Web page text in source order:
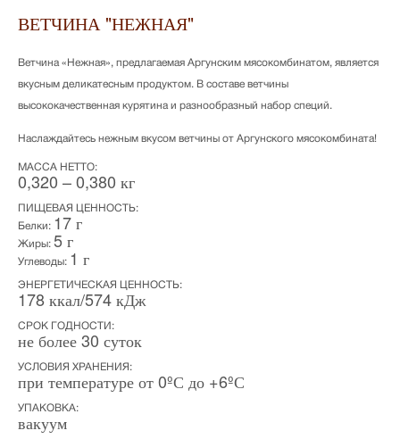
ВЕТЧИНА "НЕЖНАЯ"
Ветчина «Нежная», предлагаемая Аргунским мясокомбинатом, является
вкусным деликатесным продуктом. В составе ветчины
высококачественная курятина и разнообразный набор специй.
Наслаждайтесь нежным вкусом ветчины от Аргунского мясокомбината!
МАССА НЕТТО:
0,320 – 0,380 кг
ПИЩЕВАЯ ЦЕННОСТЬ:
Белки: 17 г
Жиры: 5 г
Углеводы: 1 г
ЭНЕРГЕТИЧЕСКАЯ ЦЕННОСТЬ:
178 ккал/574 кДж
СРОК ГОДНОСТИ:
не более 30 суток
УСЛОВИЯ ХРАНЕНИЯ:
при температуре от 0ºС до +6ºС
УПАКОВКА:
вакуум